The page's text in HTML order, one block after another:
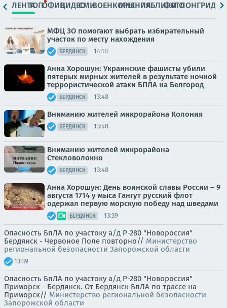
ЛЕНТАТОПОФИЦ.ВИДЕОСМИВОЕНКОРЫМНЕНИЯПАБЛИКИ
ФОТОЛОНГРИДЫ
МФЦ ЗО помогают выбрать избирательный
участок по месту нахождения
БЕРДЯНСК 14:10
Анна Хорошун: Украинские фашисты убили
пятерых мирных жителей в результате ночной
террористической атаки БПЛА на Белгород
БЕРДЯНСК 13:48
Вниманию жителей микрорайона Колония
БЕРДЯНСК 13:48
Вниманию жителей микрорайона
Стекловолокно
БЕРДЯНСК 13:48
Анна Хорошун: День воинской славы России – 9
августа 1714 у мыса Гангут русский флот
одержал первую морскую победу над шведами
БЕРДЯНСК 13:39
Опасность БпЛА по участоку а/д Р-280 "Новороссия"
Бердянск - Червоное Поле повторно// Министерство
региональной безопасности Запорожской области
13:39
Опасность БпЛА по участоку а/д Р-280 "Новороссия"
Приморск - Бердянск. От Бердянск БпЛА по трассе на
Приморск// Министерство региональной безопасности
Запорожской области